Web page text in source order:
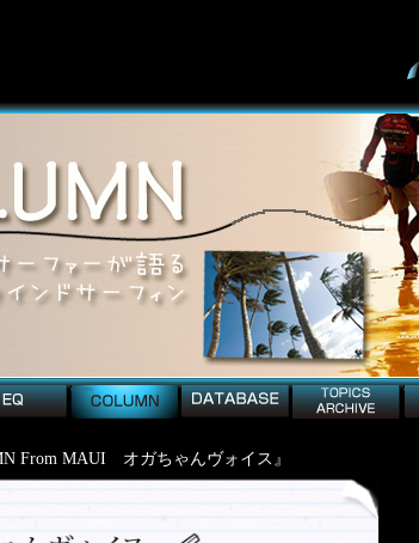
column topicArchive trip
From MAUI オガちゃんヴォイス』